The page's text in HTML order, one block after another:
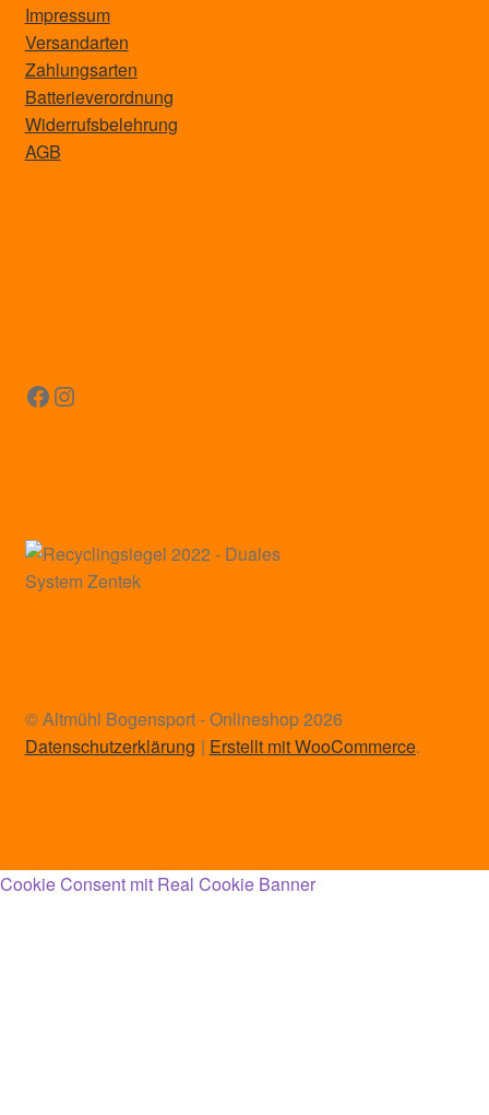
Impressum
Versandarten
Zahlungsarten
Batterieverordnung
Widerrufsbelehrung
AGB
Facebook
Instagram
© Altmühl Bogensport - Onlineshop 2026
Datenschutzerklärung
Erstellt mit WooCommerce.
Cookie Consent mit Real Cookie Banner